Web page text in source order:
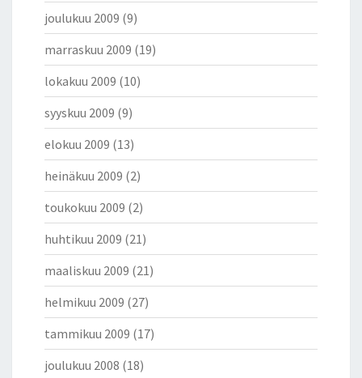
joulukuu 2009 (9)
marraskuu 2009 (19)
lokakuu 2009 (10)
syyskuu 2009 (9)
elokuu 2009 (13)
heinäkuu 2009 (2)
toukokuu 2009 (2)
huhtikuu 2009 (21)
maaliskuu 2009 (21)
helmikuu 2009 (27)
tammikuu 2009 (17)
joulukuu 2008 (18)